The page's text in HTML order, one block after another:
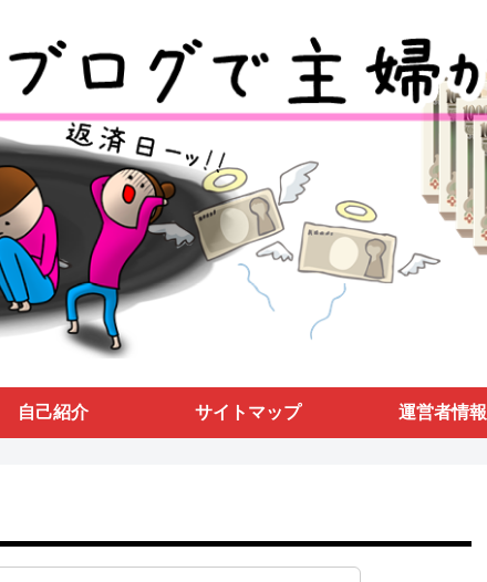
自己紹介 サイトマップ 運営者情報